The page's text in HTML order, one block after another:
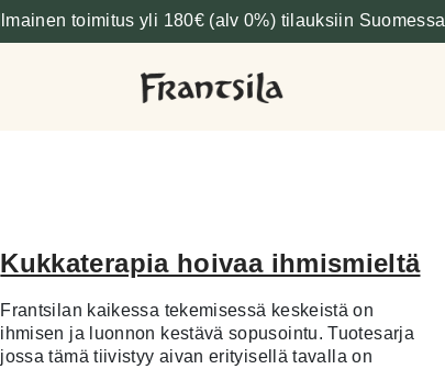
Ilmainen toimitus yli 180€ (alv 0%) tilauksiin Suomessa
Kukkaterapia hoivaa ihmismieltä
Frantsilan kaikessa tekemisessä keskeistä on
ihmisen ja luonnon kestävä sopusointu. Tuotesarja
jossa tämä tiivistyy aivan erityisellä tavalla on